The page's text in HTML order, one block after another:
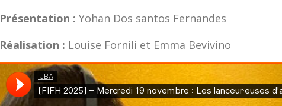
Présentation : Yohan Dos santos Fernandes
Réalisation : Louise Fornili et Emma Bevivino